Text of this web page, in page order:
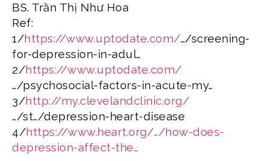
BS. Trần Thị Như Hoa
Ref:
1/https://www.uptodate.com/…/screening-
for-depression-in-adul…
2/https://www.uptodate.com/
…/psychosocial-factors-in-acute-my…
3/http://my.clevelandclinic.org/
…/st…/depression-heart-disease
4/https://www.heart.org/…/how-does-
depression-affect-the…